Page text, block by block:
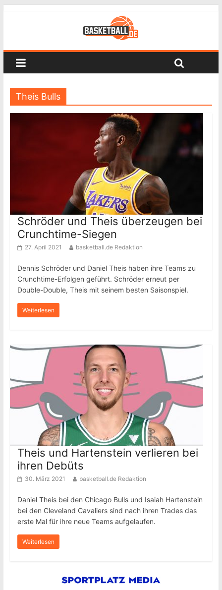
Theis Bulls
Schröder und Theis überzeugen bei
Crunchtime-Siegen
27. April 2021 basketball.de Redaktion
Dennis Schröder und Daniel Theis haben ihre Teams zu
Crunchtime-Erfolgen geführt. Schröder erneut per
Double-Double, Theis mit seinem besten Saisonspiel.
Weiterlesen
Theis und Hartenstein verlieren bei
ihren Debüts
30. März 2021 basketball.de Redaktion
Daniel Theis bei den Chicago Bulls und Isaiah Hartenstein
bei den Cleveland Cavaliers sind nach ihren Trades das
erste Mal für ihre neue Teams aufgelaufen.
Weiterlesen